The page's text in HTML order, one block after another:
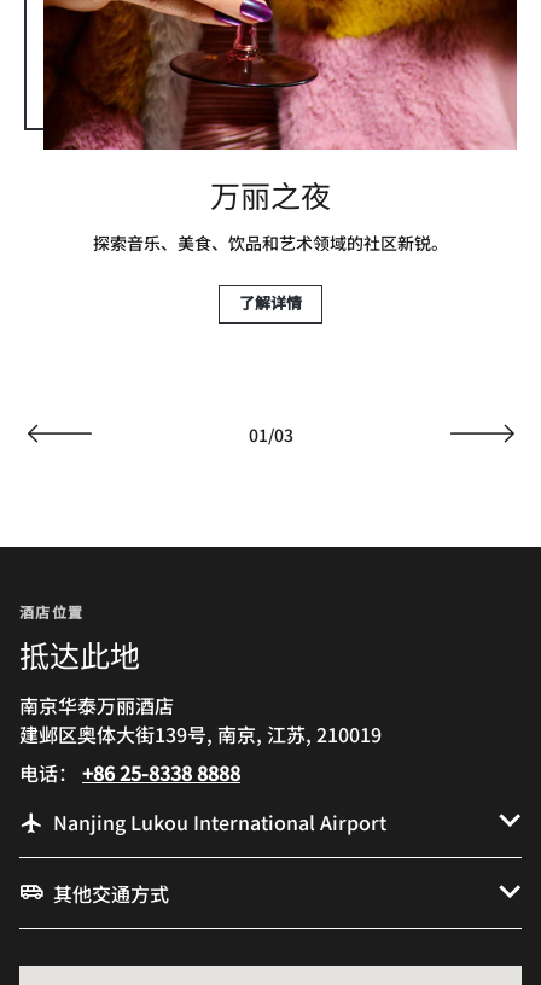
万丽之夜
探索音乐、美食、饮品和艺术领域的社区新锐。
了解详情
01/03
酒店位置
抵达此地
南京华泰万丽酒店
建邺区奥体大街139号, 南京, 江苏, 210019
电话： +86 25-8338 8888
Nanjing Lukou International Airport
其他交通方式